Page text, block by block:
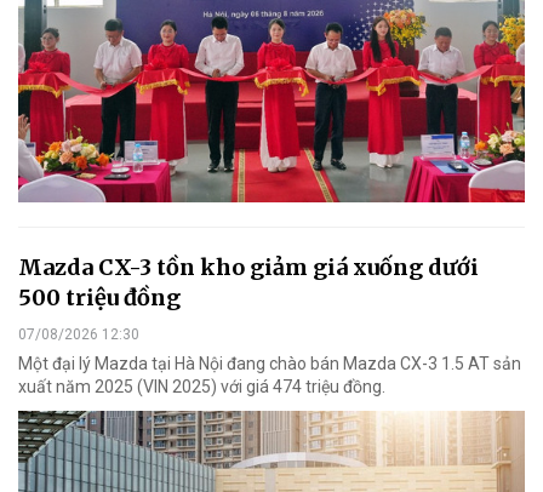
Mazda CX-3 tồn kho giảm giá xuống dưới
500 triệu đồng
07/08/2026 12:30
Một đại lý Mazda tại Hà Nội đang chào bán Mazda CX-3 1.5 AT sản
xuất năm 2025 (VIN 2025) với giá 474 triệu đồng.